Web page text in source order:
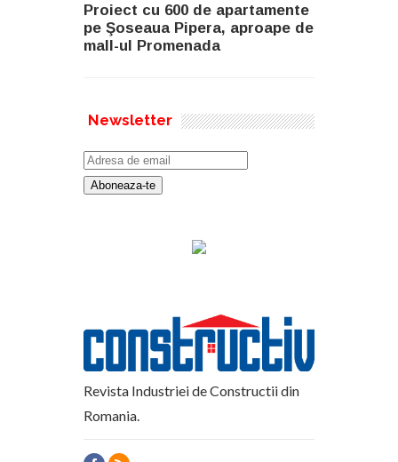
Proiect cu 600 de apartamente
pe Şoseaua Pipera, aproape de
mall-ul Promenada
Newsletter
Revista Industriei de Constructii din
Romania.